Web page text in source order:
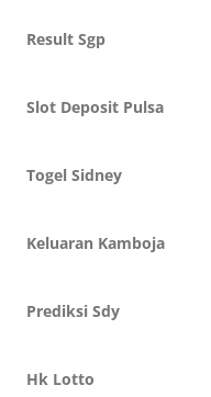
Result Sgp
Slot Deposit Pulsa
Togel Sidney
Keluaran Kamboja
Prediksi Sdy
Hk Lotto